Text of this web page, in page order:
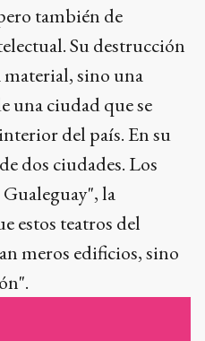
también de
Su destrucción
sino una
una ciudad que se
del país. En su
dos ciudades. Los
la
estos teatros del
meros edificios, sino